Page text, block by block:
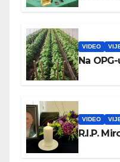
VIDEO
Na
VIDEO
R.I.P.